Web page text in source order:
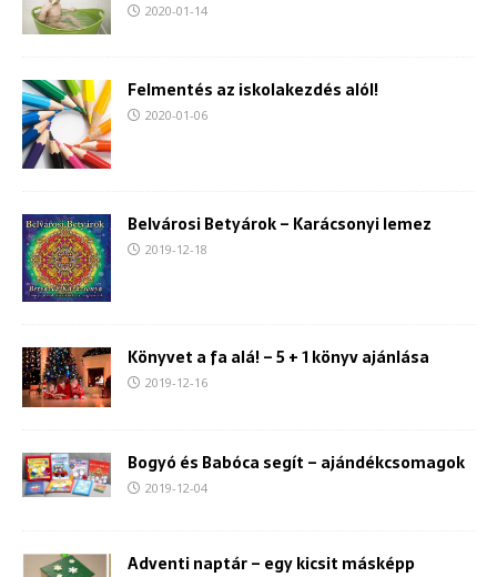
2020-01-14
Felmentés az iskolakezdés alól!
2020-01-06
Belvárosi Betyárok – Karácsonyi lemez
2019-12-18
Könyvet a fa alá! – 5 + 1 könyv ajánlása
2019-12-16
Bogyó és Babóca segít – ajándékcsomagok
2019-12-04
Adventi naptár – egy kicsit másképp